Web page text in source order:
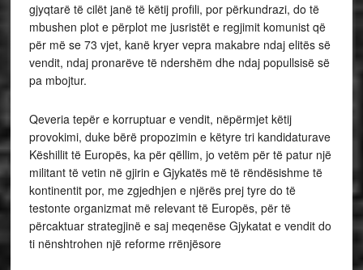
gjyqtarë të cilët janë të këtij profili, por përkundrazi, do të
mbushen plot e përplot me jusristët e regjimit komunist që
për më se 73 vjet, kanë kryer vepra makabre ndaj elitës së
vendit, ndaj pronarëve të ndershëm dhe ndaj popullsisë së
pa mbojtur.
Qeveria tepër e korruptuar e vendit, nëpërmjet këtij
provokimi, duke bërë propozimin e këtyre tri kandidaturave
Këshillit të Europës, ka për qëllim, jo vetëm për të patur një
militant të vetin në gjirin e Gjykatës më të rëndësishme të
kontinentit por, me zgjedhjen e njërës prej tyre do të
testonte organizmat më relevant të Europës, për të
përcaktuar strategjinë e saj meqenëse Gjykatat e vendit do
ti nënshtrohen një reforme rrënjësore